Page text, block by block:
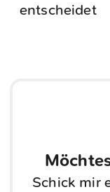
entscheidet
Schick mir